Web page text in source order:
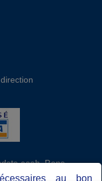
cash, Bons
Carte
au bon